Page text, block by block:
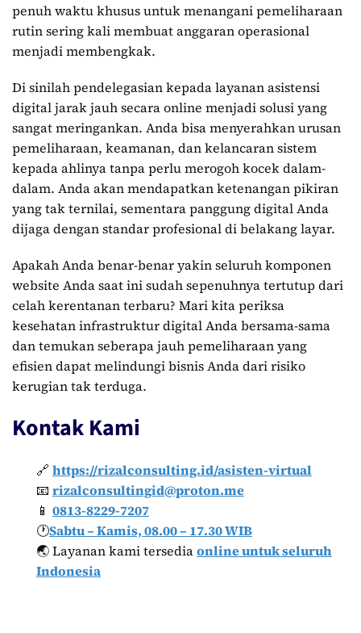
penuh waktu khusus untuk menangani pemeliharaan
rutin sering kali membuat anggaran operasional
menjadi membengkak.
Di sinilah pendelegasian kepada layanan asistensi
digital jarak jauh secara online menjadi solusi yang
sangat meringankan. Anda bisa menyerahkan urusan
pemeliharaan, keamanan, dan kelancaran sistem
kepada ahlinya tanpa perlu merogoh kocek dalam-
dalam. Anda akan mendapatkan ketenangan pikiran
yang tak ternilai, sementara panggung digital Anda
dijaga dengan standar profesional di belakang layar.
Apakah Anda benar-benar yakin seluruh komponen
website Anda saat ini sudah sepenuhnya tertutup dari
celah kerentanan terbaru? Mari kita periksa
kesehatan infrastruktur digital Anda bersama-sama
dan temukan seberapa jauh pemeliharaan yang
efisien dapat melindungi bisnis Anda dari risiko
kerugian tak terduga.
Kontak Kami
🔗 https://rizalconsulting.id/asisten-virtual
📧 rizalconsultingid@proton.me
📱 0813-8229-7207
🕐Sabtu – Kamis, 08.00 – 17.30 WIB
🌏 Layanan kami tersediaonline untuk seluruh
Indonesia